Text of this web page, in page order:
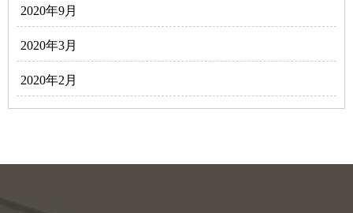
2020年9月
2020年3月
2020年2月